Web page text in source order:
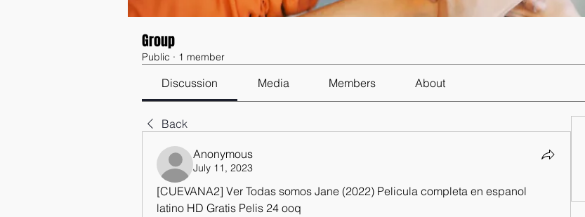
Group
Public · 1 member
Discussion Media Members About
Back
Anonymous
July 11, 2023
[CUEVANA2] Ver Todas somos Jane (2022) Pelicula completa en espanol
latino HD Gratis Pelis 24 ooq